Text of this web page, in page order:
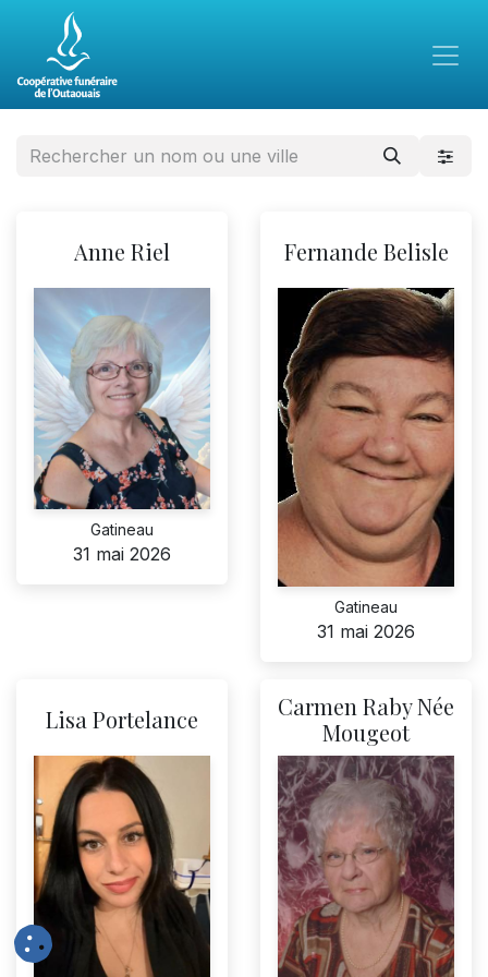
Anne Riel
Gatineau
31 mai 2026
Fernande Belisle
Gatineau
31 mai 2026
Lisa Portelance
Carmen Raby Née
Mougeot